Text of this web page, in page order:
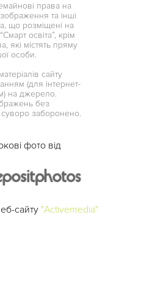
права на
та інші
що розміщені на
освіта”, крім
які містять пряму
особи.
сайту
(для інтернет-
на джерело.
без
заборонено.
фото від
сайту "Activemedia"